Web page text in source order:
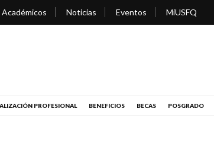
Noticias Eventos MiUSFQ
PROFESIONAL BENEFICIOS BECAS POSGRADO